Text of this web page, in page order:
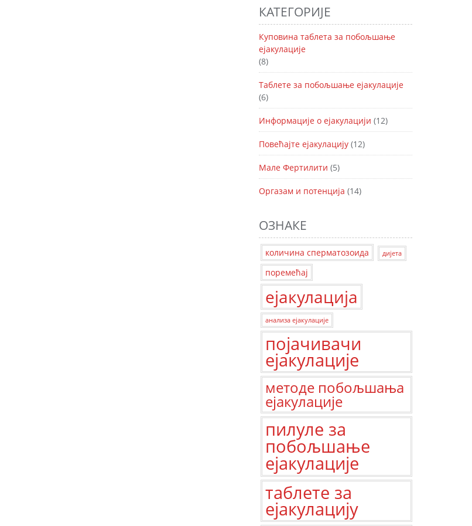
КАТЕГОРИЈЕ
Куповина таблета за побољшање
ејакулације
(8)
Таблете за побољшање ејакулације
(6)
Информације о ејакулацији (12)
Повећајте ејакулацију(12)
Мале Фертилити (5)
Оргазам и потенција (14)
ОЗНАКЕ
количина сперматозоида дијета
поремећај
ејакулација
анализа ејакулације
појачивачи
ејакулације
методе побољшања
ејакулације
пилуле за
побољшање
ејакулације
таблете за
ејакулацију